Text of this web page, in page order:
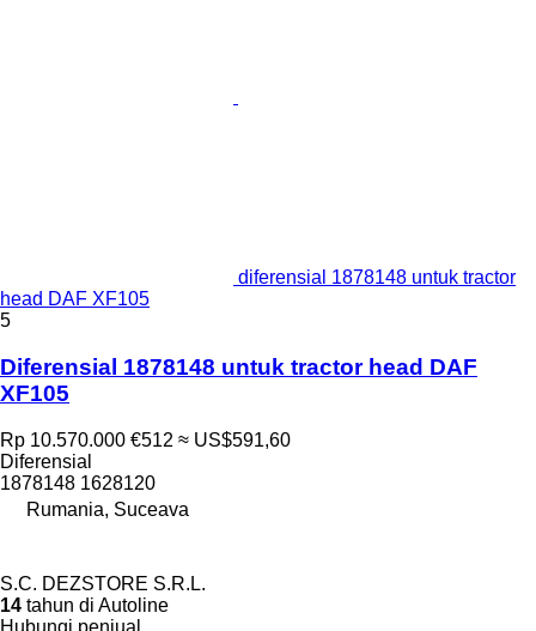
diferensial 1878148 untuk tractor
head DAF XF105
5
Diferensial 1878148 untuk tractor head DAF
XF105
Rp 10.570.000 €512 ≈ US$591,60
Diferensial
1878148 1628120
Rumania, Suceava
S.C. DEZSTORE S.R.L.
14 tahun di Autoline
Hubungi penjual